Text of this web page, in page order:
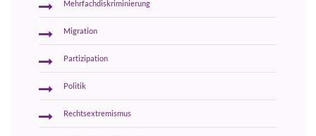
Mehrfachdiskriminierung
Migration
Partizipation
Politik
Rechtsextremismus